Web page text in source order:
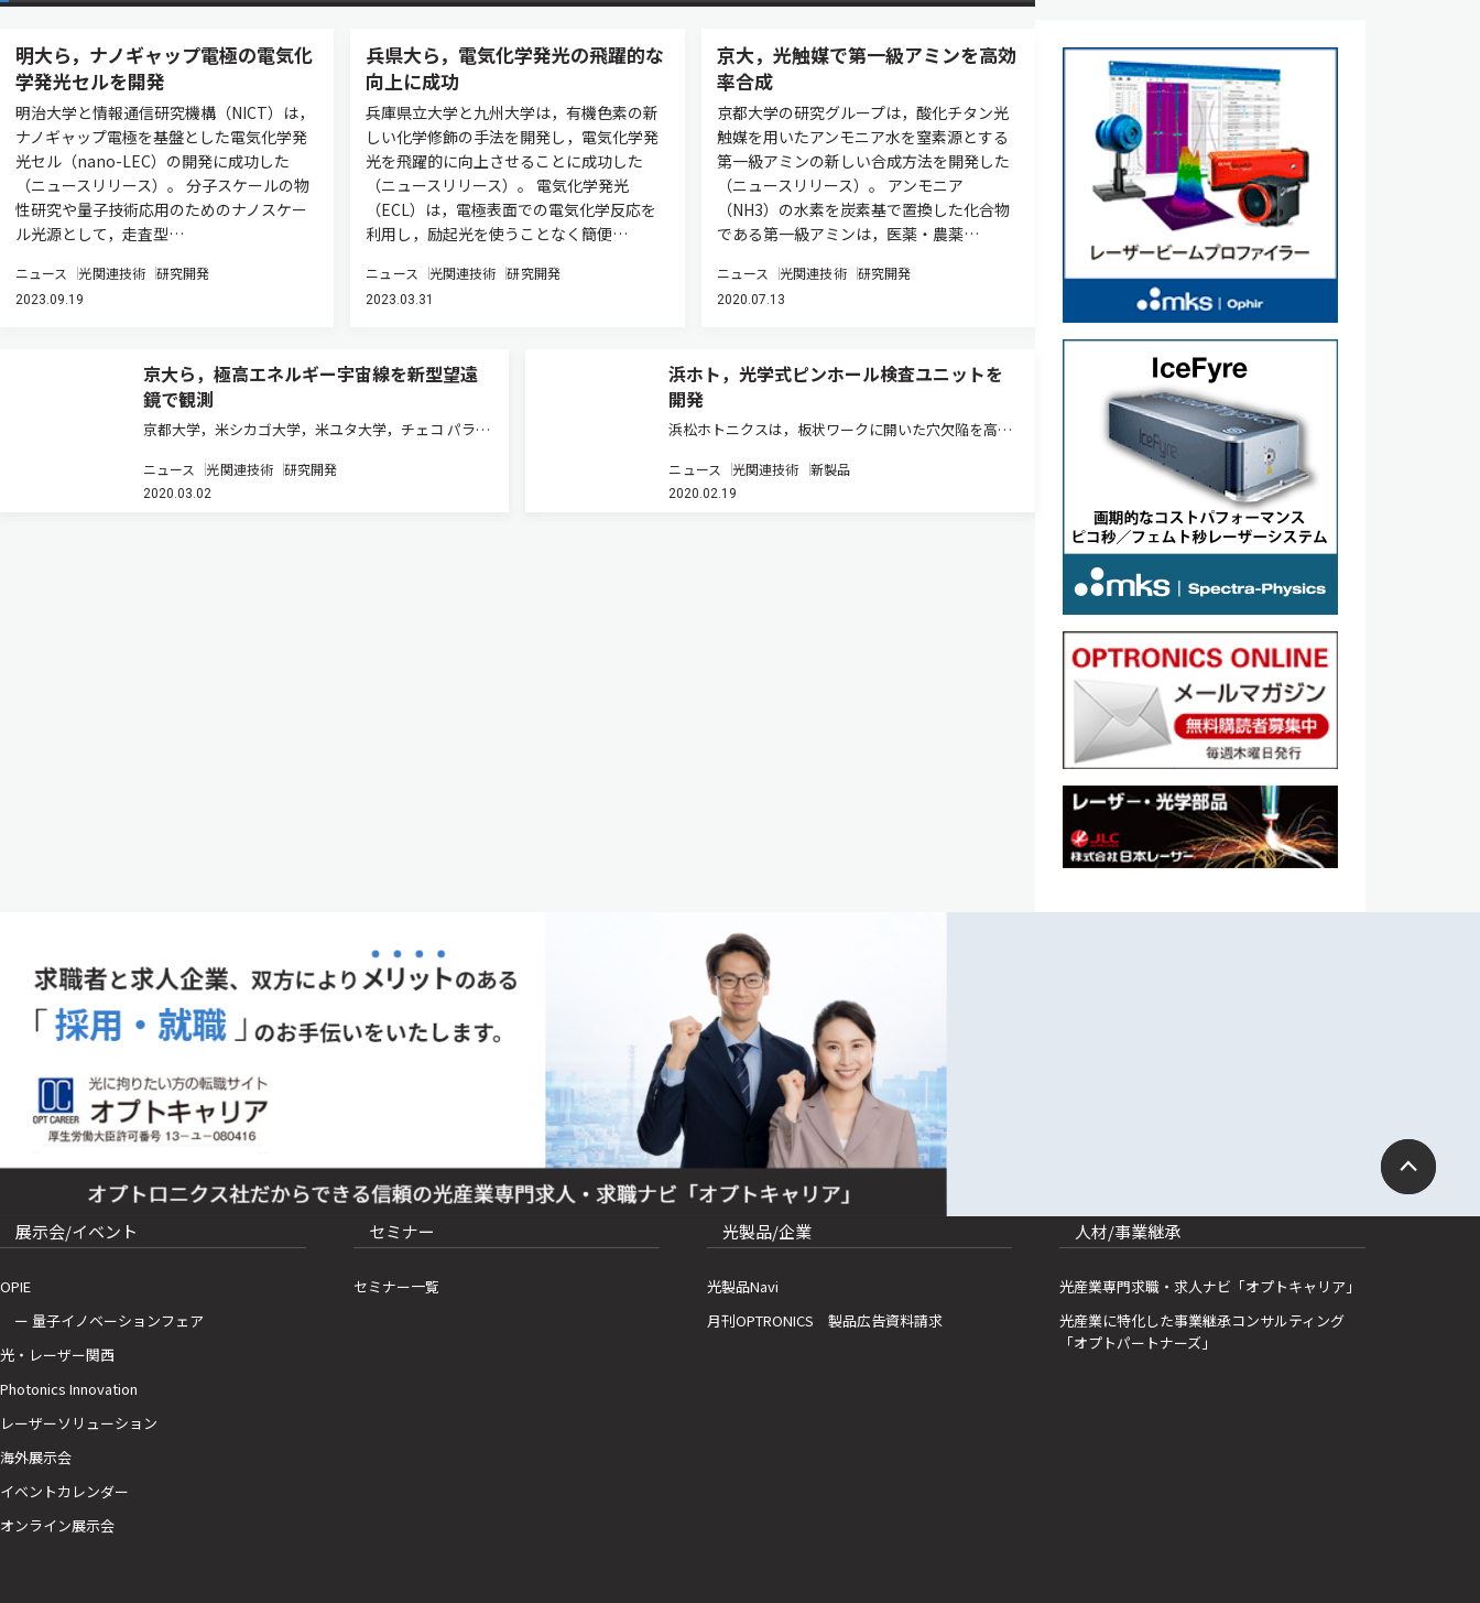
明大ら，ナノギャップ電極の電気化
学発光セルを開発
明治大学と情報通信研究機構（NICT）は，
ナノギャップ電極を基盤とした電気化学発
光セル（nano-LEC）の開発に成功した
（ニュースリリース）。 分子スケールの物
性研究や量子技術応用のためのナノスケー
ル光源として，走査型…
ニュース 光関連技術 研究開発
2023.09.19
兵県大ら，電気化学発光の飛躍的な
向上に成功
兵庫県立大学と九州大学は，有機色素の新
しい化学修飾の手法を開発し，電気化学発
光を飛躍的に向上させることに成功した
（ニュースリリース）。 電気化学発光
（ECL）は，電極表面での電気化学反応を
利用し，励起光を使うことなく簡便…
ニュース 光関連技術 研究開発
2023.03.31
京大，光触媒で第一級アミンを高効
率合成
京都大学の研究グループは，酸化チタン光
触媒を用いたアンモニア水を窒素源とする
第一級アミンの新しい合成方法を開発した
（ニュースリリース）。 アンモニア
（NH3）の水素を炭素基で置換した化合物
である第一級アミンは，医薬・農薬…
ニュース 光関連技術 研究開発
2020.07.13
京大ら，極高エネルギー宇宙線を新型望遠
鏡で観測
京都大学，米シカゴ大学，米ユタ大学，チェコ パラツ
エネルギー宇宙線による次世代の天文学「極高エネル
ギー宇宙線天文学」を切り拓くために，新型宇宙線望
ニュース 光関連技術 研究開発
2020.03.02
浜ホト，光学式ピンホール検査ユニットを
開発
浜松ホトニクスは，板状ワークに開いた穴欠陥を高速
開発した（ニュースリリース）。価格はユニット一式
で520万円。 この製品は，大面積の板状ワークの直径
ニュース 光関連技術 新製品
2020.02.19
展示会/イベント
OPIE
ー 量子イノベーションフェア
光・レーザー関西
Photonics Innovation
レーザーソリューション
海外展示会
イベントカレンダー
オンライン展示会
セミナー
セミナー一覧
光製品/企業
光製品Navi
月刊OPTRONICS 製品広告資料請求
人材/事業継承
光産業専門求職・求人ナビ「オプトキャリア」
光産業に特化した事業継承コンサルティング
「オプトパートナーズ」